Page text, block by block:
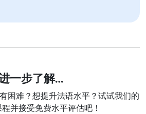
一步了解…
困难？想提升法语水平？试试我们的
并接受免费水平评估吧！